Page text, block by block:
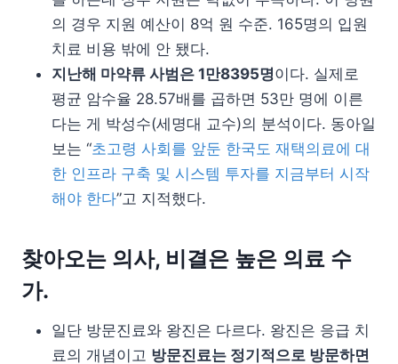
의 경우 지원 예산이 8억 원 수준. 165명의 입원
치료 비용 밖에 안 됐다.
지난해 마약류 사범은 1만8395명이다. 실제로
평균 암수율 28.57배를 곱하면 53만 명에 이른
다는 게 박성수(세명대 교수)의 분석이다. 동아일
보는 “초고령 사회를 앞둔 한국도 재택의료에 대
한 인프라 구축 및 시스템 투자를 지금부터 시작
해야 한다”고 지적했다.
찾아오는 의사, 비결은 높은 의료 수
가.
일단 방문진료와 왕진은 다르다. 왕진은 응급 치
료의 개념이고 방문진료는 정기적으로 방문하면